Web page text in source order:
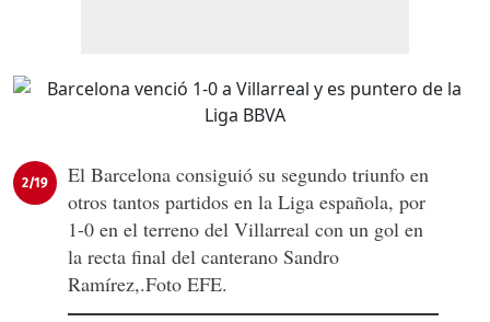
2/19
El Barcelona consiguió su segundo triunfo en
otros tantos partidos en la Liga española, por
1-0 en el terreno del Villarreal con un gol en
la recta final del canterano Sandro
Ramírez,.Foto EFE.